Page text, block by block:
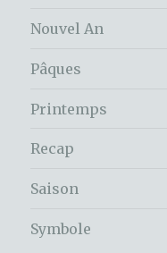
Nouvel An
Pâques
Printemps
Recap
Saison
Symbole